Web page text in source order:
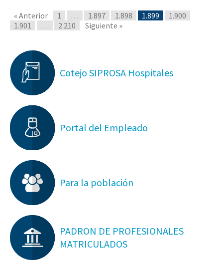
« Anterior 1 … 1.897 1.898 1.899
1.900
1.901
… 2.210 Siguiente »
Cotejo SIPROSA Hospitales
Portal del Empleado
Para la población
PADRON DE PROFESIONALES
MATRICULADOS